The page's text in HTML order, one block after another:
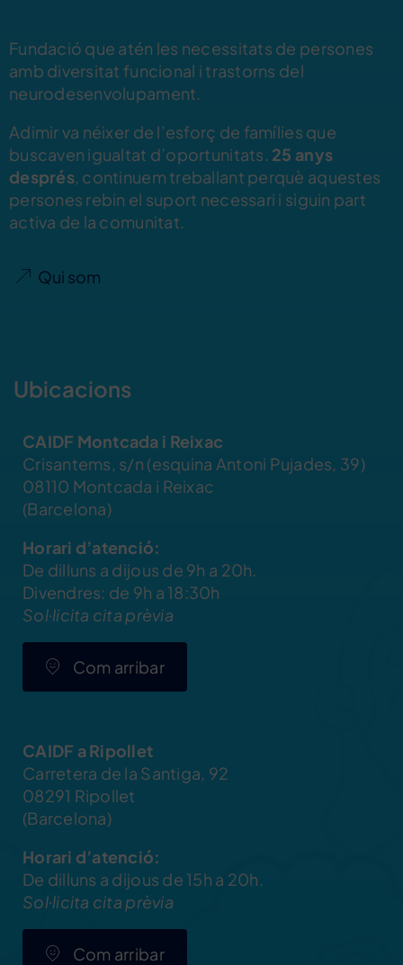
Fundació que atén les necessitats de persones
amb diversitat funcional i trastorns del
neurodesenvolupament.
Adimir va néixer de l’esforç de famílies que
buscaven igualtat d’oportunitats. 25 anys
després, continuem treballant perquè aquestes
persones rebin el suport necessari i siguin part
activa de la comunitat.
Qui som
Ubicacions
CAIDF Montcada i Reixac
Crisantems, s/n (esquina Antoni Pujades, 39)
08110 Montcada i Reixac
(Barcelona)
Horari d’atenció:
De dilluns a dijous de 9h a 20h.
Divendres: de 9h a 18:30h
Sol·licita cita prèvia
Com arribar
CAIDF a Ripollet
Carretera de la Santiga, 92
08291 Ripollet
(Barcelona)
Horari d’atenció:
De dilluns a dijous de 15h a 20h.
Sol·licita cita prèvia
Com arribar